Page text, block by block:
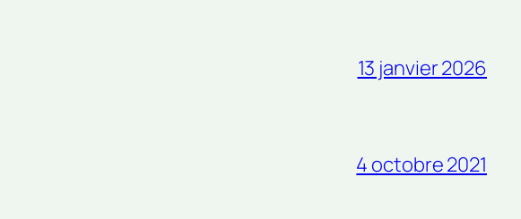
13 janvier 2026
4 octobre 2021